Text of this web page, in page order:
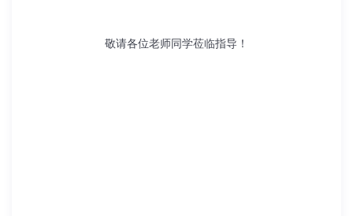
敬请各位老师同学莅临指导！